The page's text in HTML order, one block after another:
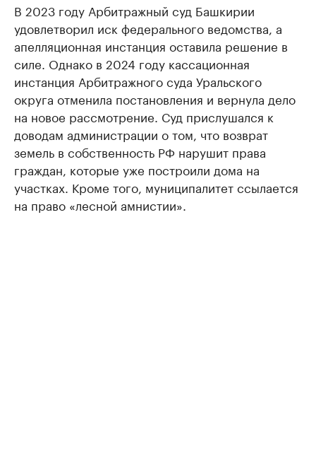
В 2023 году Арбитражный суд Башкирии
удовлетворил иск федерального ведомства, а
апелляционная инстанция оставила решение в
силе. Однако в 2024 году кассационная
инстанция Арбитражного суда Уральского
округа отменила постановления и вернула дело
на новое рассмотрение. Суд прислушался к
доводам администрации о том, что возврат
земель в собственность РФ нарушит права
граждан, которые уже построили дома на
участках. Кроме того, муниципалитет ссылается
на право «лесной амнистии».